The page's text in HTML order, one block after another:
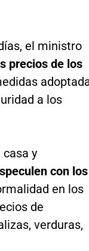
el ministro
precios de los
a los
y
con los
en los
de
verduras,